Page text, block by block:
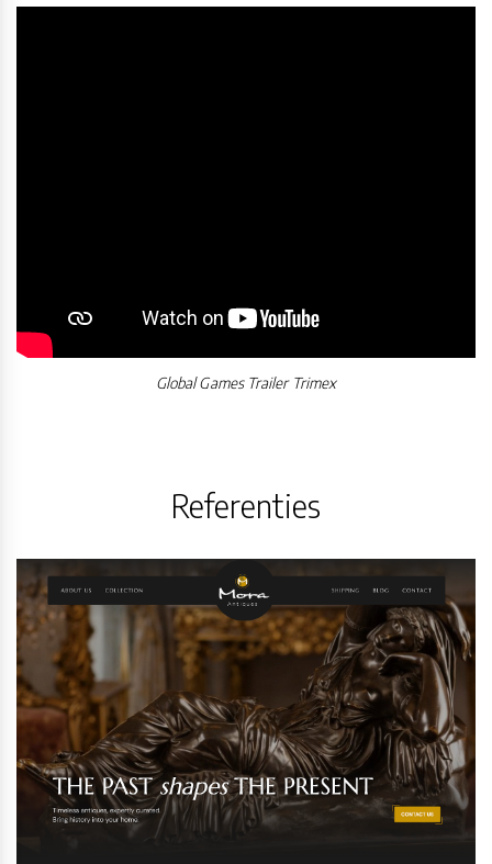
Global Games Trailer Trimex
Referenties